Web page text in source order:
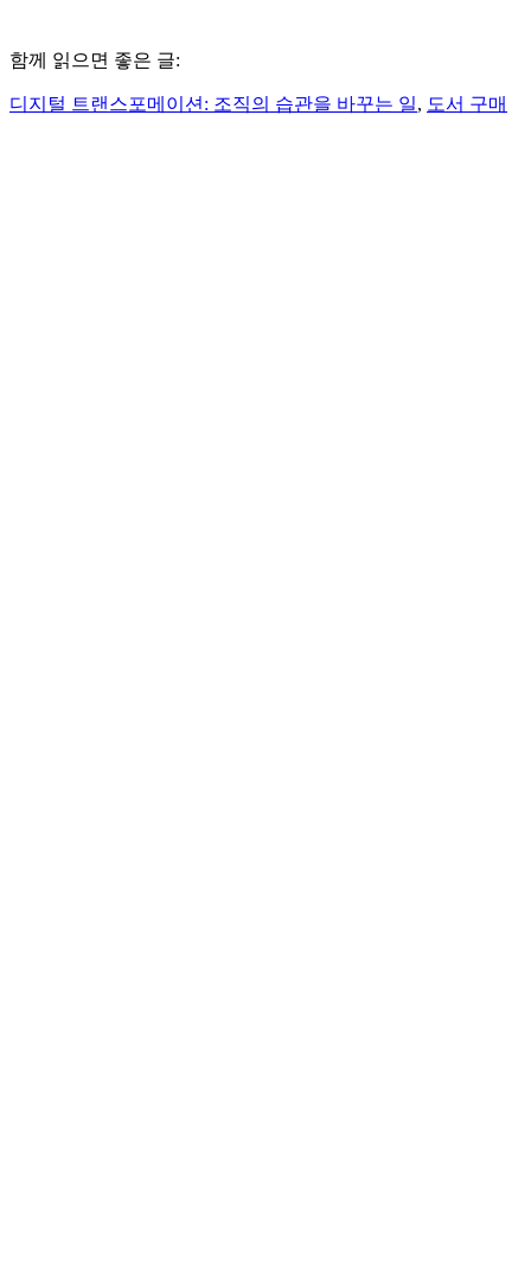
함께 읽으면 좋은 글:
디지털 트랜스포메이션: 조직의 습관을 바꾸는 일, 도서 구매